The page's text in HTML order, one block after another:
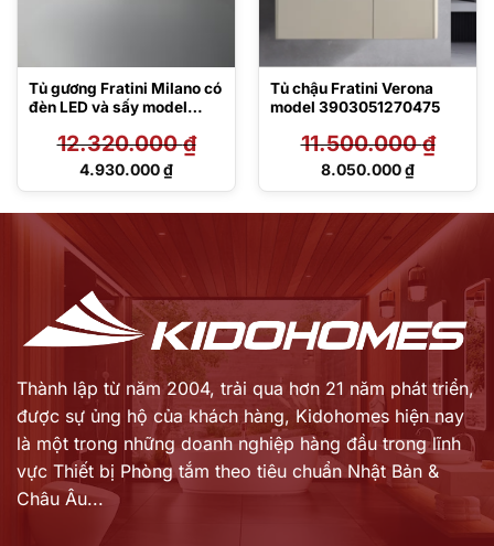
Tủ gương Fratini Milano có
đèn LED và sấy model
12.320.000₫
Giá
4.930.000₫
Giá
Tủ chậu Fratini Verona
model 3903051270475
11.500.000₫
Giá
11.500.000 ₫.
8.050.000₫
Giá
8.050.000 ₫.
Thành lập từ năm 2004, trải qua hơn 21 năm phát triển,
được sự ủng hộ của khách hàng, Kidohomes hiện nay
là một trong những doanh nghiệp hàng đầu trong lĩnh
vực Thiết bị Phòng tắm theo tiêu chuẩn Nhật Bản &
Châu Âu...